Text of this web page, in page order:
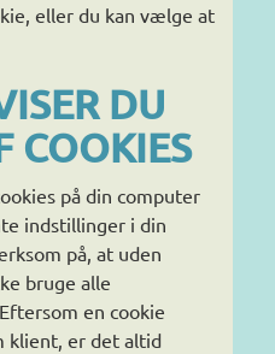
eller du kan vælge at
DU
COOKIES
på din computer
indstillinger i din
på, at uden
bruge alle
en cookie
klient, er det altid